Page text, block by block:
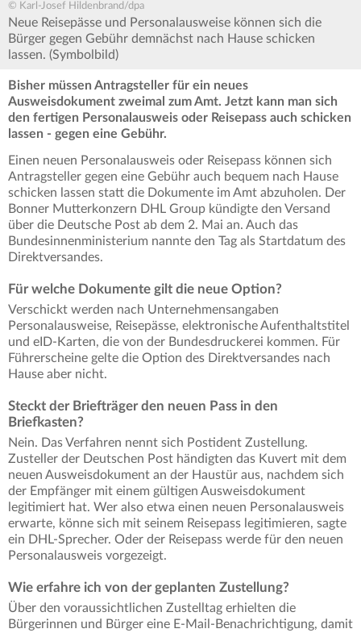
© Karl-Josef Hildenbrand/dpa
Neue Reisepässe und Personalausweise können sich die
Bürger gegen Gebühr demnächst nach Hause schicken
lassen. (Symbolbild)
Bisher müssen Antragsteller für ein neues
Ausweisdokument zweimal zum Amt. Jetzt kann man sich
den fertigen Personalausweis oder Reisepass auch schicken
lassen - gegen eine Gebühr.
Einen neuen Personalausweis oder Reisepass können sich
Antragsteller gegen eine Gebühr auch bequem nach Hause
schicken lassen statt die Dokumente im Amt abzuholen. Der
Bonner Mutterkonzern DHL Group kündigte den Versand
über die Deutsche Post ab dem 2. Mai an. Auch das
Bundesinnenministerium nannte den Tag als Startdatum des
Direktversandes.
Für welche Dokumente gilt die neue Option?
Verschickt werden nach Unternehmensangaben
Personalausweise, Reisepässe, elektronische Aufenthaltstitel
und eID-Karten, die von der Bundesdruckerei kommen. Für
Führerscheine gelte die Option des Direktversandes nach
Hause aber nicht.
Steckt der Briefträger den neuen Pass in den
Briefkasten?
Nein. Das Verfahren nennt sich Postident Zustellung.
Zusteller der Deutschen Post händigten das Kuvert mit dem
neuen Ausweisdokument an der Haustür aus, nachdem sich
der Empfänger mit einem gültigen Ausweisdokument
legitimiert hat. Wer also etwa einen neuen Personalausweis
erwarte, könne sich mit seinem Reisepass legitimieren, sagte
ein DHL-Sprecher. Oder der Reisepass werde für den neuen
Personalausweis vorgezeigt.
Wie erfahre ich von der geplanten Zustellung?
Über den voraussichtlichen Zustelltag erhielten die
Bürgerinnen und Bürger eine E-Mail-Benachrichtigung, damit